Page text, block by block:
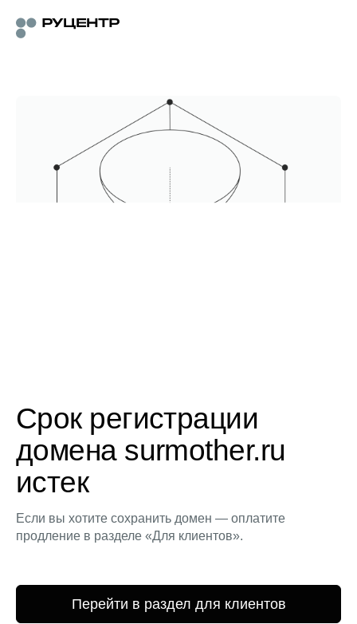
Срок регистрации
домена surmother.ru
истек
Если вы хотите сохранить домен — оплатите
продление в разделе «Для клиентов».
Перейти в раздел для клиентов